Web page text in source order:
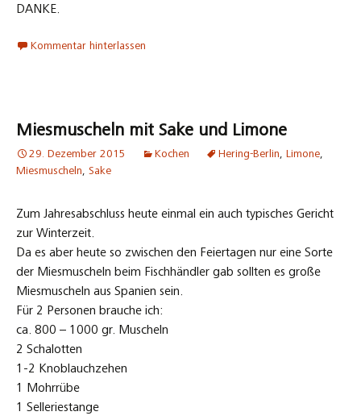
DANKE.
Kommentar hinterlassen
Miesmuscheln mit Sake und Limone
29. Dezember 2015 Kochen Hering-Berlin, Limone,
Miesmuscheln, Sake
Zum Jahresabschluss heute einmal ein auch typisches Gericht
zur Winterzeit.
Da es aber heute so zwischen den Feiertagen nur eine Sorte
der Miesmuscheln beim Fischhändler gab sollten es große
Miesmuscheln aus Spanien sein.
Für 2 Personen brauche ich:
ca. 800 – 1000 gr. Muscheln
2 Schalotten
1-2 Knoblauchzehen
1 Mohrrübe
1 Selleriestange